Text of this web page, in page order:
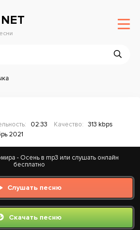
NET
02:33 Качество:
313 kbps
2021
- Осень в mp3 или слушать онлайн
бесплатно
Слушать песню
Скачать песню